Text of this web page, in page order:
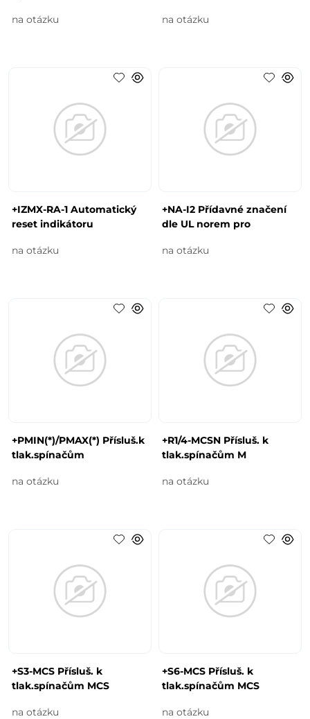
na otázku na otázku
+IZMX-RA-1 Automatický
reset indikátoru
na otázku
+NA-I2 Přídavné značení
dle UL norem pro
na otázku
+PMIN(*)/PMAX(*) Přísluš.k
tlak.spínačům
na otázku
+R1/4-MCSN Přísluš. k
tlak.spínačům M
na otázku
+S3-MCS Přísluš. k
tlak.spínačům MCS
na otázku
+S6-MCS Přísluš. k
tlak.spínačům MCS
na otázku